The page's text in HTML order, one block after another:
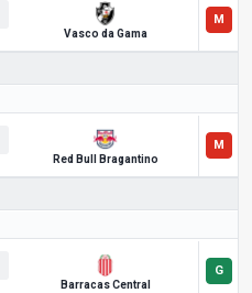
Vasco da Gama
Red Bull Bragantino
Barracas Central